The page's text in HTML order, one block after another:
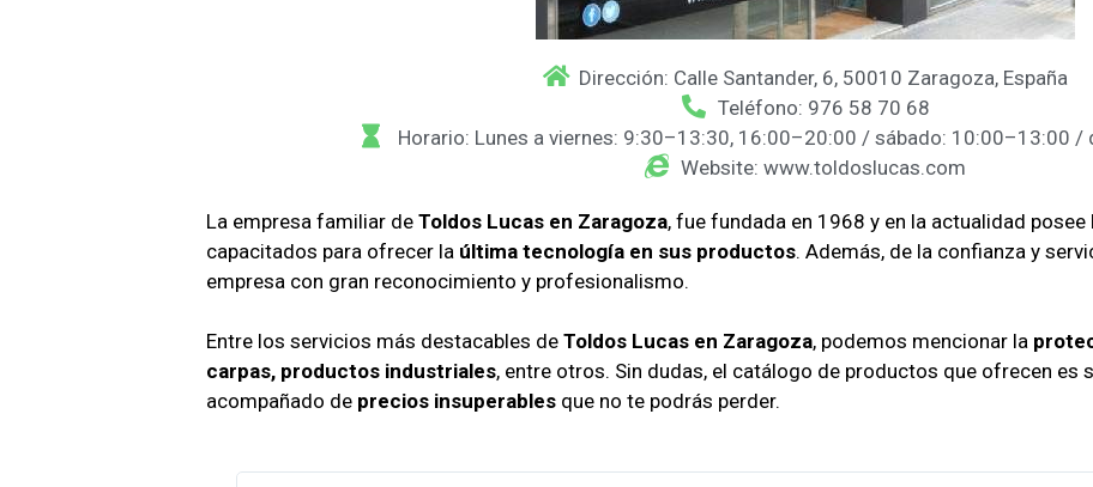
Dirección: Calle Santander, 6, 50010 Zaragoza, España
Teléfono: 976 58 70 68
Horario: Lunes a viernes: 9:30–13:30, 16:00–20:00 / sábado: 10:00–13:00 /
Website: www.toldoslucas.com
La empresa familiar de Toldos Lucas en Zaragoza, fue fundada en 1968 y en la actualidad
capacitados para ofrecer la última tecnología en sus productos. Además, de la confianza y
empresa con gran reconocimiento y profesionalismo.
Entre los servicios más destacables de Toldos Lucas en Zaragoza, podemos mencionar la
carpas, productos industriales, entre otros. Sin dudas, el catálogo de productos que ofrecen es
acompañado de precios insuperables que no te podrás perder.